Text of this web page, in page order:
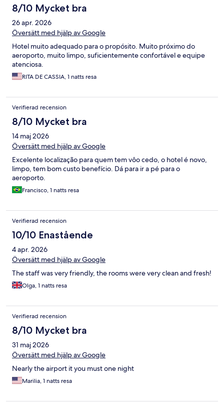
8/10 Mycket bra
26 apr. 2026
Översätt med hjälp av Google
Hotel muito adequado para o propósito. Muito próximo do
aeroporto, muito limpo, suficientemente confortável e equipe
atenciosa.
RITA DE CASSIA, 1 natts resa
Verifierad recension
8/10 Mycket bra
14 maj 2026
Översätt med hjälp av Google
Excelente localização para quem tem vôo cedo, o hotel é novo,
limpo, tem bom custo benefício. Dá para ir a pé para o
aeroporto.
Francisco, 1 natts resa
Verifierad recension
10/10 Enastående
4 apr. 2026
Översätt med hjälp av Google
The staff was very friendly, the rooms were very clean and fresh!
Olga, 1 natts resa
Verifierad recension
8/10 Mycket bra
31 maj 2026
Översätt med hjälp av Google
Nearly the airport it you must one night
Marilia, 1 natts resa